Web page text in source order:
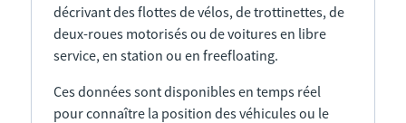
décrivant des flottes de vélos, de trottinettes, de
deux-roues motorisés ou de voitures en libre
service, en station ou en freefloating.
Ces données sont disponibles en temps réel
pour connaître la position des véhicules ou le